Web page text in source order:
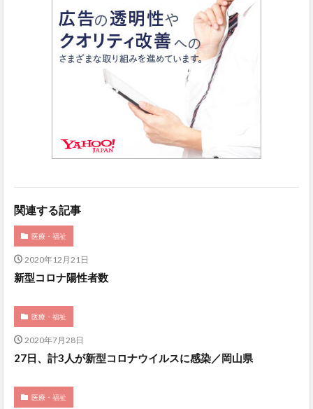
関連する記事
医療・福祉
2020年12月21日
新型コロナ陽性者数
医療・福祉
2020年7月28日
27日、計3人が新型コロナウイルスに感染／岡山県
医療・福祉